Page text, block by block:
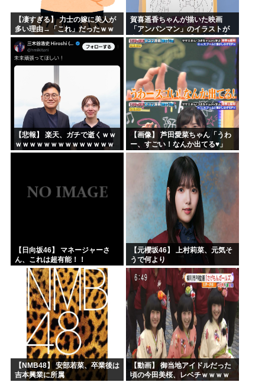
【凄すぎる】 力士の嫁に美人が
多い理由→「これ」だったｗｗ
ｗｗｗｗｗ
賀喜遥香ちゃんが描いた映画
「アンパンマン」のイラストが
上手すぎる！！！【乃木坂46】
【悲報】 楽天、ガチで逝くｗｗ
ｗｗｗｗｗｗｗｗｗｗｗｗｗｗ
ｗｗｗｗ
【画像】 芦田愛菜ちゃん「うわ
ー、すごい！なんか出てる♥」
【日向坂46】 マネージャーさ
ん、これは超有能！！
【元櫻坂46】 上村莉菜、元気そ
うで何より
【NMB48】 安部若菜、卒業後は
吉本興業に所属
【動画】 御当地アイドルだった
頃の今田美桜、レベチｗｗｗｗ